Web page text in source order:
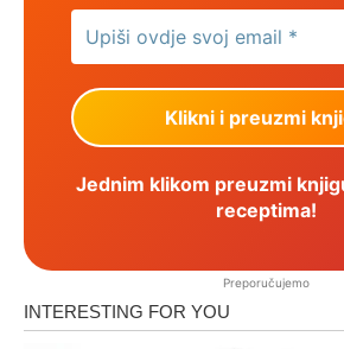
Jednim klikom preuzmi
receptima!
Preporučujemo